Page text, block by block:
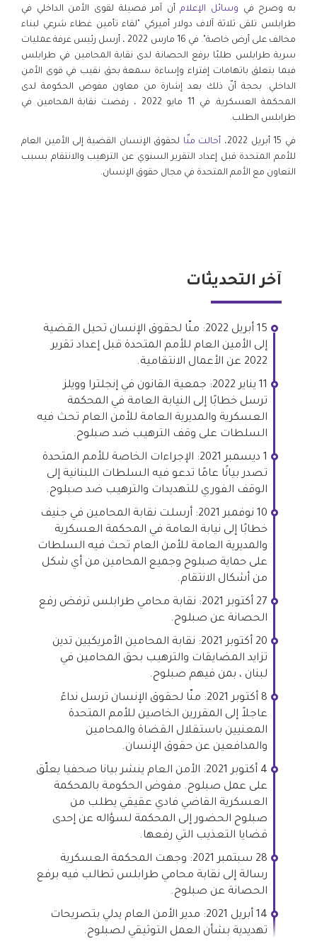
به وصرح في وسائل الإعلامأن آمر فصيلة لقوى الأمن الداخلي في
طرابلس تلقى ثلاثة آلاف دولار أميركي "لقاء تأمين غطاء شرعي لبناء
مخالف على أرض خاصة". في 16 مارس 2022 ، أرسل رئيس غرفة عمليات
سرية طرابلس طلبًا برفع الحصانة لدى نقابة المحامين في طرابلس
فيما يتعلق باتهامات إفتراء وإساءة سمعة بحق نقيب في قوى الأمن
الداخلي. بحجة أنّ ذلك بعد إشارة من معاون مفوض الحكومة لدى
المحكمة العسكرية. في 11 مايو 2022 ، رفضت نقابة المحامين في
طرابلس الطلب.
في 15 أبريل 2022، أحالت منّا لحقوق الإنسان القضية إلى الأمين العام
للأمم المتحدة قبل إعداد التقرير السنوي عن الترهيب والانتقام بسبب
التعاون مع الأمم المتحدة في مجال حقوق الإنسان.
آخر التحديثات
15 أبريل 2022: منّا لحقوق الإنسان تحيل القضية
إلى الأمين العام للأمم المتحدة قبل إعداد تقرير
2022 عن الأعمال الانتقامية.
11 يناير 2022: جمعية القانون في إنجلترا وويلز
ترسل خطابًا إلى النيابة العامة في المحكمة
العسكرية والمديرية العامة للأمن العام تحث فيه
السلطات على وقف الترهيب ضد صبلوح.
1 ديسمبر 2021: الإجراءات الخاصة للأمم المتحدة
تصدر بيانًا عامًا تدعو فيه السلطات اللبنانية إلى
الوقف الفوري للتهديدات والترهيب ضد صبلوح.
10 نوفمبر 2021: أرسلت نقابة المحامين في جنيف
خطابًا إلى نيابة العامة في المحكمة العسكرية
والمديرية العامة للأمن العام تحث فيه السلطات
على حماية صبلوح وجميع المحامين من أي شكل
من أشكال الانتقام.
27 أكتوبر 2021: نقابة محامي طرابلس ترفض رفع
الحصانة عن صبلوح.
20 أكتوبر 2021: نقابة المحامين الأمريكيين تدين
تزايد المضايقات والترهيب بحق المحامين في
لبنان ، بمن فيهم صبلوح.
8 أكتوبر 2021: منّا لحقوق الإنسان ترسل نداءً
عاجلاً إلى المقررين الخاصين للأمم المتحدة
المعنيين باستقلال القضاة والمحامين
والمدافعين عن حقوق الإنسان.
4 أكتوبر 2021: الأمن العام ينشر بيانا صحفيا يعلّق
على عمل صبلوح. مفوض الحكومة بالمحكمة
العسكرية القاضي فادي عقيقي يطلب من
صبلوح الحضور إلى المحكمة لسؤاله عن إحدى
قضايا التعذيب التي رفعها.
28 سبتمبر 2021: وجهت المحكمة العسكرية
رسالة إلى نقابة محامي طرابلس تطالب فيه برفع
الحصانة عن صبلوح.
14 أبريل 2021: مدير الأمن العام يدلي بتصريحات
تهديدية بشأن العمل التوثيقي لصبلوح.